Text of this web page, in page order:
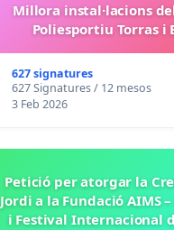
Millora instal·lacions
Poliesportiu Torras i
627 signatures
627 Signatures / 12 mesos
3 Feb 2026
Petició per atorgar la
Jordi a la Fundació AIMS
i Festival Internacional